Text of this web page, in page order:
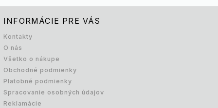
INFORMÁCIE PRE VÁS
Kontakty
O nás
Všetko o nákupe
Obchodné podmienky
Platobné podmienky
Spracovanie osobných údajov
Reklamácie